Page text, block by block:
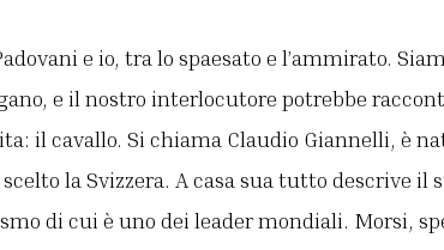
e io, tra lo spaesato e l’ammirato.
e il nostro interlocutore potrebbe
il cavallo. Si chiama Claudio Giannelli, è
la Svizzera. A casa sua tutto descrive il
di cui è uno dei leader mondiali. Morsi,